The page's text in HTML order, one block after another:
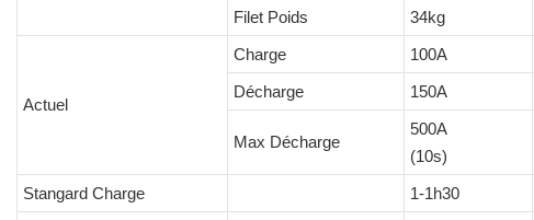
Filet Poids 34kg
Actuel
Charge 100A
Décharge
150A
Max Décharge
500A
(10s)
Stangard Charge 1-1h30